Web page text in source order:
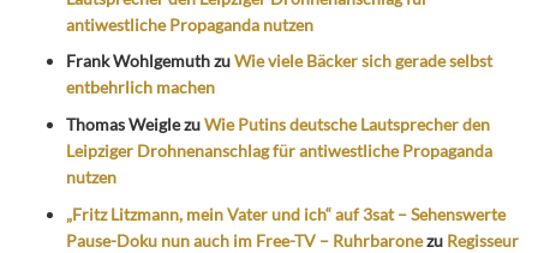
antiwestliche Propaganda nutzen
Frank WohlgemuthzuWie viele Bäcker sich gerade selbst
entbehrlich machen
Thomas WeiglezuWie Putins deutsche Lautsprecher den
Leipziger Drohnenanschlag für antiwestliche Propaganda
nutzen
„Fritz Litzmann, mein Vater und ich“ auf 3sat – Sehenswerte
Pause-Doku nun auch im Free-TV – Ruhrbaronezu Regisseur